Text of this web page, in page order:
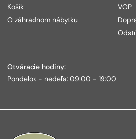
Košík
O záhradnom nábytku
VOP
Otváracie hodiny:
Pondelok - nedeľa: 09:00 - 19:00